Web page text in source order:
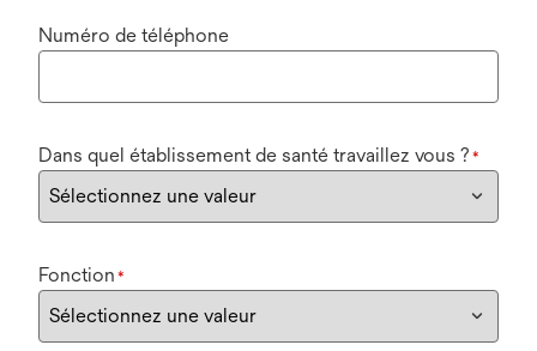
Numéro de téléphone
Dans quel établissement de santé travaillez vous ? *
Fonction *